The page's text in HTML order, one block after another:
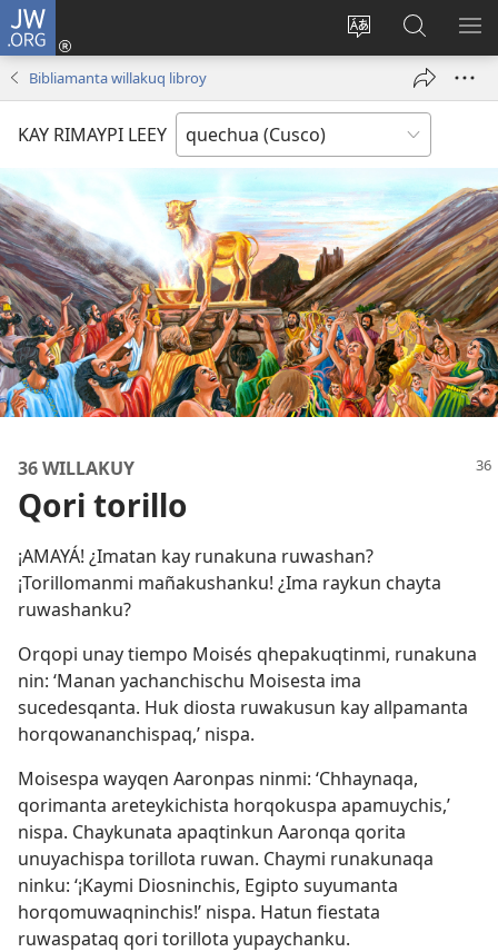
JW.ORG
Direccionpi
Sutiykiwan
jaykuy
nueva
JW.ORG
nisqapi
maskhay
Bibliamanta willakuq libroy
KAY RIMAYPI LEEY
36 WILLAKUY
Qori torillo
¡AMAYÁ! ¿Imatan kay runakuna ruwashan?
¡Torillomanmi mañakushanku! ¿Ima raykun chayta
ruwashanku?
Orqopi unay tiempo Moisés qhepakuqtinmi, runakuna
nin: ‘Manan yachanchischu Moisesta ima
sucedesqanta. Huk diosta ruwakusun kay allpamanta
horqowananchispaq,’ nispa.
Moisespa wayqen Aaronpas ninmi: ‘Chhaynaqa,
qorimanta areteykichista horqokuspa apamuychis,’
nispa. Chaykunata apaqtinkun Aaronqa qorita
unuyachispa torillota ruwan. Chaymi runakunaqa
ninku: ‘¡Kaymi Diosninchis, Egipto suyumanta
horqomuwaqninchis!’ nispa. Hatun fiestata
ruwaspataq qori torillota yupaychanku.